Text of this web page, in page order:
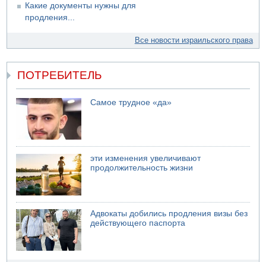
Какие документы нужны для
продления...
Все новости израильского права
ПОТРЕБИТЕЛЬ
Самое трудное «да»
эти изменения увеличивают
продолжительность жизни
Адвокаты добились продления визы без
действующего паспорта